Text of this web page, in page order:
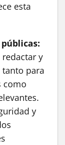
esta
redactar y
para
como
y